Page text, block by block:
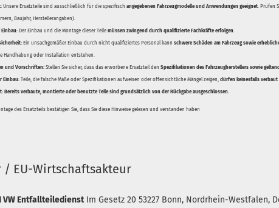
Unsere Ersatzteile sind ausschließlich für die spezifisch angegebenen Fahrzeugmodelle und Anwendungen geeignet. Prüfen
Baujahr, Herstellerangaben).
Einbau: Der Einbau und die Montage dieser Teile müssen zwingend durch qualifizierte Fachkräfte erfolgen.
Ein unsachgemäßer Einbau durch nicht qualifiziertes Personal kann schwere Schäden am Fahrzeug sowie
Handhabung oder Installation entstehen.
und Vorschriften: Stellen Sie sicher, dass das erworbene Ersatzteil den Spezifikationen des Fahrzeugherstellers sowie
Einbau: Teile, die falsche Maße oder Spezifikationen aufweisen oder offensichtliche Mängel zeigen, dürfen keinesfalls verbaut
Bereits verbaute, montierte oder benutzte Teile sind grundsätzlich von der Rückgabe ausgeschlossen.
des Ersatzteils bestätigen Sie, dass Sie diese Hinweise gelesen und verstanden haben
/ EU-Wirtschaftsakteur
VW Entfallteiledienst Im Gesetz 20 53227 Bonn, Nordrhein-Westfalen,